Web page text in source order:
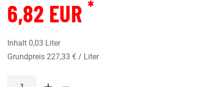
6,82 EUR *
Inhalt 0,03 Liter
Grundpreis 227,33 € / Liter